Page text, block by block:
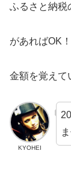
ふるさと納税
があればOK
金額を覚えて
KYOHEI